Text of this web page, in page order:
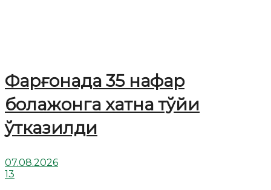
Фарғонада 35 нафар
болажонга хатна тўйи
ўтказилди
07.08.2026
13